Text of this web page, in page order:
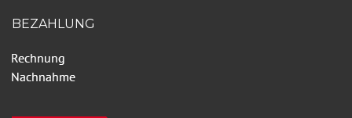
BEZAHLUNG